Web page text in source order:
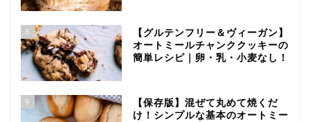
8
【グルテンフリー＆ヴィーガン】
オートミールチャンククッキーの
簡単レシピ｜卵・乳・小麦なし！
9
【保存版】混ぜて丸めて焼くだ
け！シンプルな基本のオートミー